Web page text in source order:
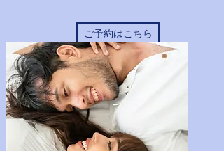
ご予約はこちら